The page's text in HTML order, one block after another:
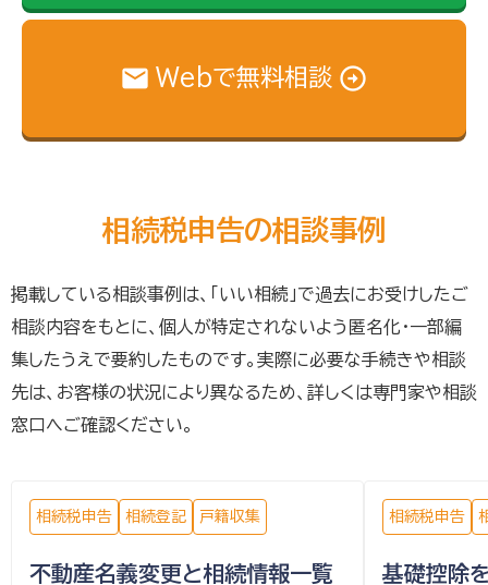
Webで無料相談
相続税申告の相談事例
掲載している相談事例は、「いい相続」で過去にお受けしたご
相談内容をもとに、個人が特定されないよう匿名化・一部編
集したうえで要約したものです。実際に必要な手続きや相談
先は、お客様の状況により異なるため、詳しくは専門家や相談
窓口へご確認ください。
相続税申告 相続登記 戸籍収集
不動産名義変更と相続情報一覧
相続税申告
基礎控除